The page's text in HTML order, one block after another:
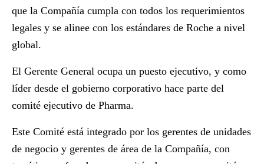
que la Compañía cumpla con todos los requerimientos
legales y se alinee con los estándares de Roche a nivel
global.
El Gerente General ocupa un puesto ejecutivo, y como
líder desde el gobierno corporativo hace parte del
comité ejecutivo de Pharma.
Este Comité está integrado por los gerentes de unidades
de negocio y gerentes de área de la Compañía, con